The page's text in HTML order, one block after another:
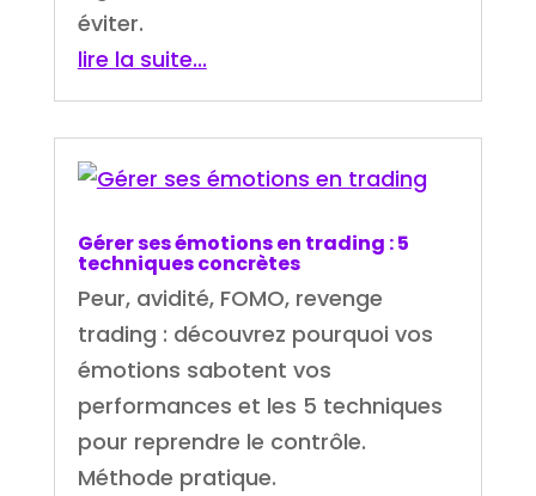
éviter.
lire la suite...
Gérer ses émotions en trading : 5
techniques concrètes
Peur, avidité, FOMO, revenge
trading : découvrez pourquoi vos
émotions sabotent vos
performances et les 5 techniques
pour reprendre le contrôle.
Méthode pratique.